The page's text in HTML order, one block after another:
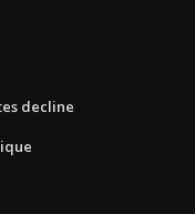
decline